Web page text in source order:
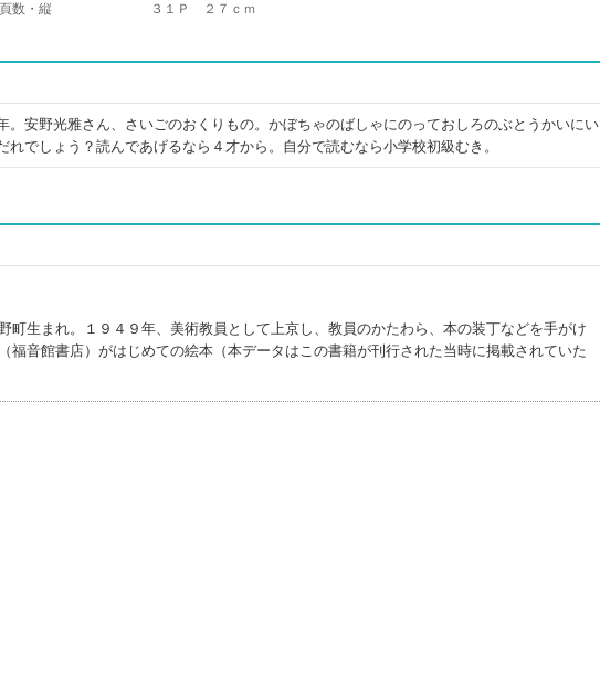
頁数・縦
３１Ｐ ２７ｃｍ
。安野光雅さん、さいごのおくりもの。かぼちゃのばしゃにのっておしろのぶとうかいにい
れでしょう？読んであげるなら４才から。自分で読むなら小学校初級むき。
)
町生まれ。１９４９年、美術教員として上京し、教員のかたわら、本の装丁などを手がけ
福音館書店）がはじめての絵本（本データはこの書籍が刊行された当時に掲載されていた